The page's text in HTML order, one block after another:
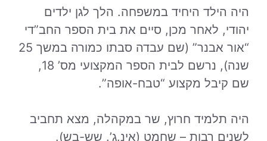
היה הילד היחיד במשפחה. הלך לגן ילדים
יהודי, לאחר מכן, סיים את בית הספר החב”די
“אור אבנר” (שם עבדה סבתו כמורה במשך 25
שנה), נרשם לבית הספר המקצועי מס’ 18,
שם קיבל מקצוע “טבח-אופה”.
היה תלמיד חרוץ, שר במקהלה, מצא תחביב
לשנים רבות – שחמט (אינ.ג’. שש-בש).